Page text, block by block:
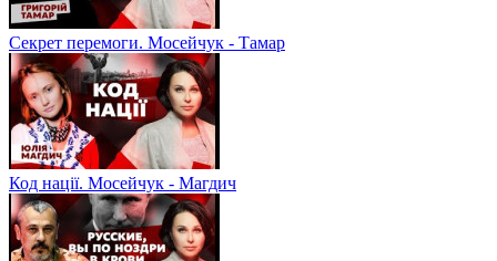
Секрет перемоги. Мосейчук - Тамар
Код нації. Мосейчук - Магдич